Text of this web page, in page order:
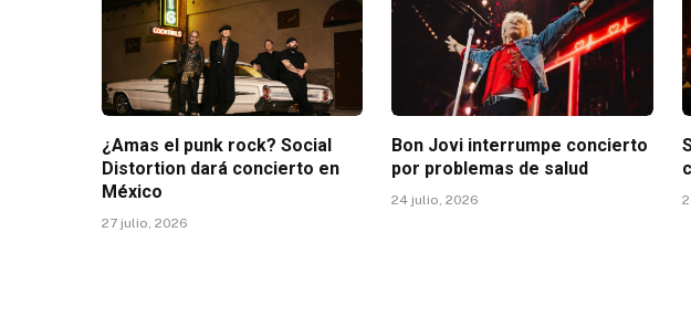
¿Amas el punk rock? Social
Distortion dará concierto en
México
27 julio, 2026
Bon Jovi interrumpe concierto
por problemas de salud
24 julio, 2026